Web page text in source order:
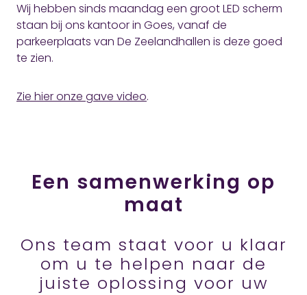
Wij hebben sinds maandag een groot LED scherm
staan bij ons kantoor in Goes, vanaf de
parkeerplaats van De Zeelandhallen is deze goed
te zien.
Zie hier onze gave video.
Een samenwerking op
maat
Ons team staat voor u klaar
om u te helpen naar de
juiste oplossing voor uw